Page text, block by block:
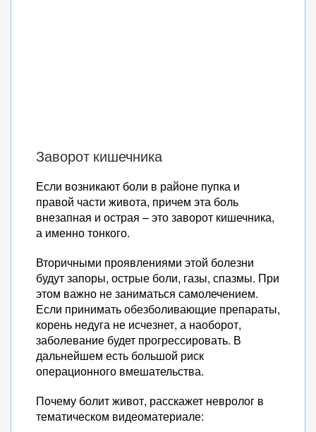
Заворот кишечника
Если возникают боли в районе пупка и
правой части живота, причем эта боль
внезапная и острая – это заворот кишечника,
а именно тонкого.
Вторичными проявлениями этой болезни
будут запоры, острые боли, газы, спазмы. При
этом важно не заниматься самолечением.
Если принимать обезболивающие препараты,
корень недуга не исчезнет, а наоборот,
заболевание будет прогрессировать. В
дальнейшем есть большой риск
операционного вмешательства.
Почему болит живот, расскажет невролог в
тематическом видеоматериале: